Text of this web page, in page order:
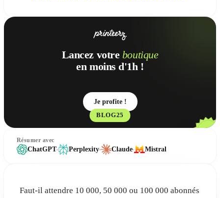
Lancez votre boutique
en moins d'1h !
Je profite !
BLOG25
Résumer avec
ChatGPT Perplexity Claude Mistral
Faut-il attendre 10 000, 50 000 ou 100 000 abonnés